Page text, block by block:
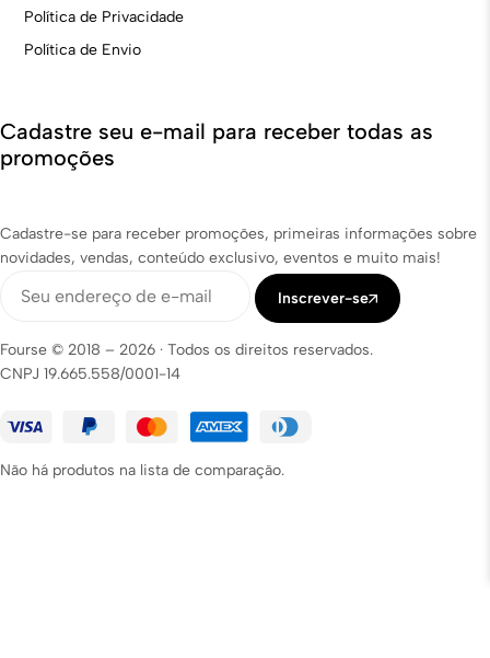
Política de Privacidade
Política de Envio
Cadastre seu e-mail para receber todas as
promoções
Cadastre-se para receber promoções, primeiras informações sobre
novidades, vendas, conteúdo exclusivo, eventos e muito mais!
Inscrever-se
Fourse © 2018 – 2026 · Todos os direitos reservados.
CNPJ 19.665.558/0001-14
Não há produtos na lista de comparação.